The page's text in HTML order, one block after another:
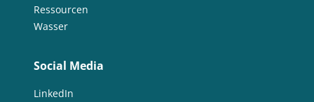
Ressourcen
Wasser
Social Media
LinkedIn